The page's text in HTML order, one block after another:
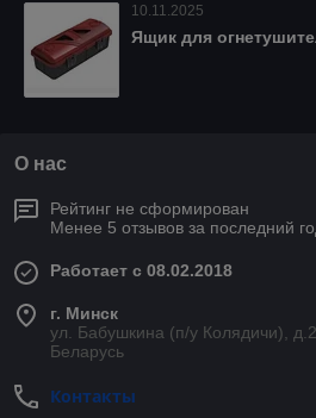
10.11.2025
Ящик для
О нас
Рейтинг не сформирован
Менее 5 отзывов за последний
Работает с 08.02.2018
г. Минск
ул. Бабушкина (п/у Колядичи),
Беларусь
Контакты